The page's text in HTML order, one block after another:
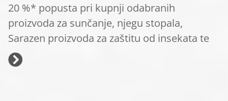
20 %* popusta pri kupnji odabranih
proizvoda za sunčanje, njegu stopala,
Sarazen proizvoda za zaštitu od insekata te